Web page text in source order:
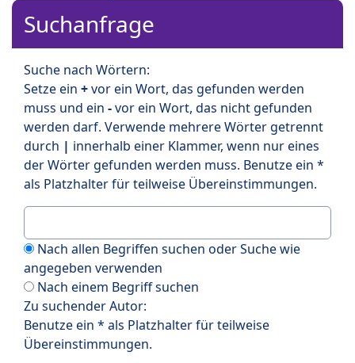
Suchanfrage
Suche nach Wörtern:
Setze ein +vor ein Wort, das gefunden werden
muss und ein -vor ein Wort, das nicht gefunden
werden darf. Verwende mehrere Wörter getrennt
durch | innerhalb einer Klammer, wenn nur eines
der Wörter gefunden werden muss. Benutze ein *
als Platzhalter für teilweise Übereinstimmungen.
Nach allen Begriffen suchen oder Suche wie
angegeben verwenden
Nach einem Begriff suchen
Zu suchender Autor:
Benutze ein * als Platzhalter für teilweise
Übereinstimmungen.